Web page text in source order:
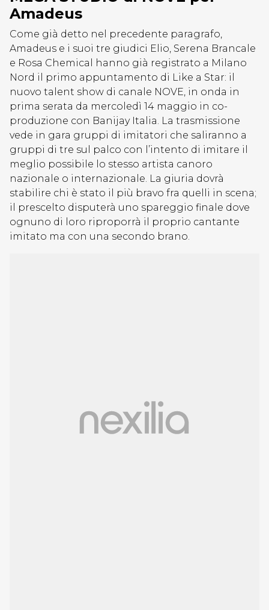
Amadeus
Come già detto nel precedente paragrafo,
Amadeus e i suoi tre giudici Elio, Serena Brancale
e Rosa Chemical hanno già registrato a Milano
Nord il primo appuntamento di Like a Star: il
nuovo talent show di canale NOVE, in onda in
prima serata da mercoledì 14 maggio in co-
produzione con Banijay Italia. La trasmissione
vede in gara gruppi di imitatori che saliranno a
gruppi di tre sul palco con l’intento di imitare il
meglio possibile lo stesso artista canoro
nazionale o internazionale. La giuria dovrà
stabilire chi è stato il più bravo fra quelli in scena;
il prescelto disputerà uno spareggio finale dove
ognuno di loro riproporrà il proprio cantante
imitato ma con una secondo brano.